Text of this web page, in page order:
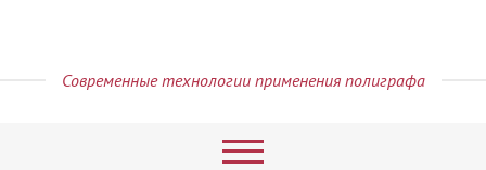
Современные технологии применения полиграфа